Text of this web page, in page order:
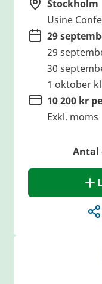
Stockholm
Usine
29
29
30
1 oktober
10 200 kr
Exkl. moms
Antal